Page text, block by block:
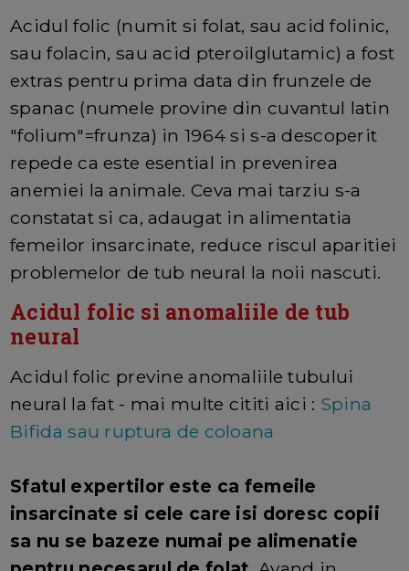
Acidul folic (numit si folat, sau acid folinic,
sau folacin, sau acid pteroilglutamic) a fost
extras pentru prima data din frunzele de
spanac (numele provine din cuvantul latin
"folium"=frunza) in 1964 si s-a descoperit
repede ca este esential in prevenirea
anemiei la animale. Ceva mai tarziu s-a
constatat si ca, adaugat in alimentatia
femeilor insarcinate, reduce riscul aparitiei
problemelor de tub neural la noii nascuti.
Acidul folic si anomaliile de tub
neural
Acidul folic previne anomaliile tubului
neural la fat - mai multe cititi aici : Spina
Bifida sau ruptura de coloana
Sfatul expertilor este ca femeile
insarcinate si cele care isi doresc copii
sa nu se bazeze numai pe alimenatie